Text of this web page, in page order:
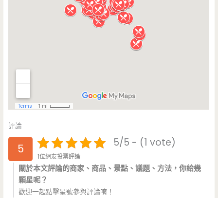
評論
5 5/5 - (1 vote)
1位網友投票評論
關於本文評論的商家、商品、景點、議題、方法，你給幾
顆星呢？
歡迎一起點擊星號參與評論唷！